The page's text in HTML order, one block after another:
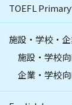
TOEFL Primary
施設・学校・
施設・学校
企業・学校